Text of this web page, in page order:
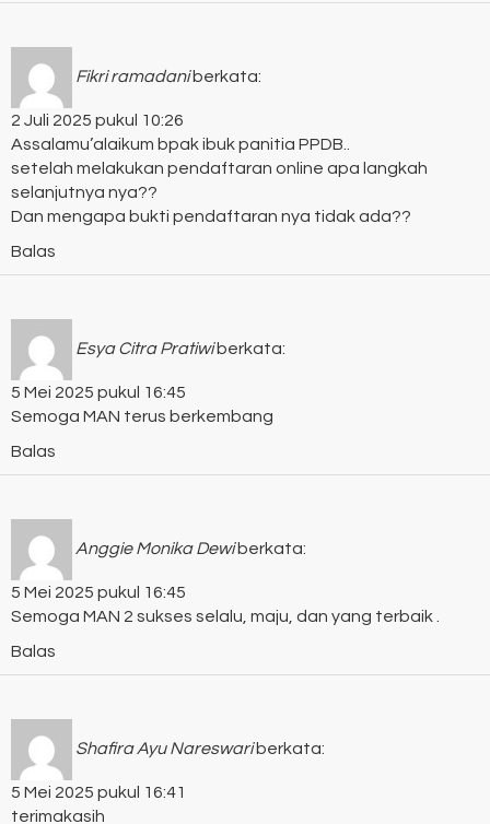
Fikri ramadani berkata:
2 Juli 2025 pukul 10:26
Assalamu’alaikum bpak ibuk panitia PPDB..
setelah melakukan pendaftaran online apa langkah
selanjutnya nya??
Dan mengapa bukti pendaftaran nya tidak ada??
Balas
Esya Citra Pratiwi berkata:
5 Mei 2025 pukul 16:45
Semoga MAN terus berkembang
Balas
Anggie Monika Dewi berkata:
5 Mei 2025 pukul 16:45
Semoga MAN 2 sukses selalu, maju, dan yang terbaik .
Balas
Shafira Ayu Nareswari berkata:
5 Mei 2025 pukul 16:41
terimakasih